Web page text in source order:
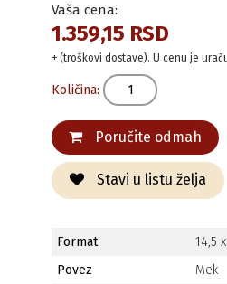
Vaša cena:
1.359,15 RSD
+ (troškovi dostave). U cenu je
Količina:
Poručite odmah
Stavi u listu želja
Format
14,5
Povez
Mek